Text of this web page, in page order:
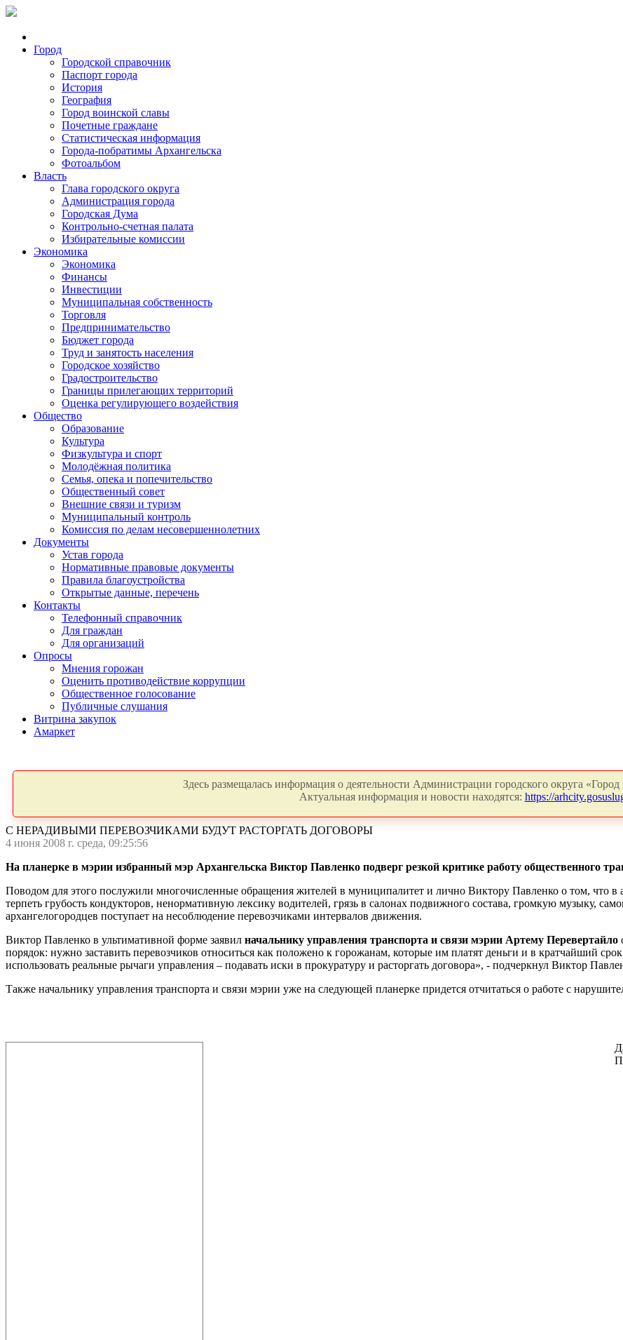
Город
Городской справочник
Паспорт города
История
География
Город воинской славы
Почетные граждане
Статистическая информация
Города-побратимы Архангельска
Фотоальбом
Власть
Глава городского округа
Администрация города
Городская Дума
Контрольно-счетная палата
Избирательные комиссии
Экономика
Экономика
Финансы
Инвестиции
Муниципальная собственность
Торговля
Предпринимательство
Бюджет города
Труд и занятость населения
Городское хозяйство
Градостроительство
Границы прилегающих территорий
Оценка регулирующего воздействия
Общество
Образование
Культура
Физкультура и спорт
Молодёжная политика
Семья, опека и попечительство
Общественный совет
Внешние связи и туризм
Муниципальный контроль
Комиссия по делам несовершеннолетних
Документы
Устав города
Нормативные правовые документы
Правила благоустройства
Открытые данные, перечень
Контакты
Телефонный справочник
Для граждан
Для организаций
Опросы
Мнения горожан
Оценить противодействие коррупции
Общественное голосование
Публичные слушания
Витрина закупок
Амаркет
Здесь размещалась информация о деятельности Администрации городского округа
Актуальная информация и новости находятся: https://
С НЕРАДИВЫМИ ПЕРЕВОЗЧИКАМИ БУДУТ РАСТОРГАТЬ ДОГОВОРЫ
4 июня 2008 г. среда, 09:25:56
На планерке в мэрии избранный мэр Архангельска Виктор Павленко подверг резкой критике работу общественного
Поводом для этого послужили многочисленные обращения жителей в муниципалитет и лично Виктору Павленко о том, что в
терпеть грубость кондукторов, ненормативную лексику водителей, грязь в салонах подвижного состава, громкую музыку,
архангелогородцев поступает на несоблюдение перевозчиками интервалов движения.
Виктор Павленко в ультимативной форме заявил начальнику управления транспорта и связи мэрии Артему Перевертайло
порядок: нужно заставить перевозчиков относиться как положено к горожанам, которые им платят деньги и в кратчайший
использовать реальные рычаги управления – подавать иски в прокуратуру и расторгать договора», - подчеркнул Виктор
Также начальнику управления транспорта и связи мэрии уже на следующей планерке придется отчитаться о работе с